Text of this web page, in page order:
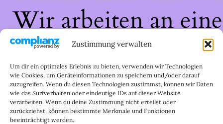
Zustimmung verwalten
Um dir ein optimales Erlebnis zu bieten, verwenden wir Technologien
wie Cookies, um Geräteinformationen zu speichern und/oder darauf
zuzugreifen. Wenn du diesen Technologien zustimmst, können wir Daten
wie das Surfverhalten oder eindeutige IDs auf dieser Website
verarbeiten. Wenn du deine Zustimmung nicht erteilst oder
zurückziehst, können bestimmte Merkmale und Funktionen
beeinträchtigt werden.
Wir arbeiten an
großartigen Sache
schau bald wieder
vorbei!